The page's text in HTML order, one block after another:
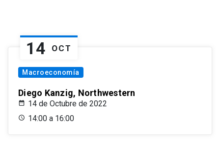
14 OCT
Macroeconomía
Diego Kanzig, Northwestern
14 de Octubre de 2022
14:00 a 16:00